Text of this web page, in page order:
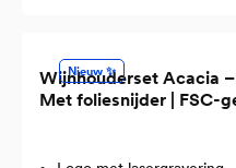
Nieuw ✨
Wijnhouderset Acacia –
Met foliesnijder | FSC-